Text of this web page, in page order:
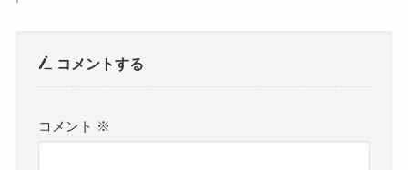
コメントする
コメント ※